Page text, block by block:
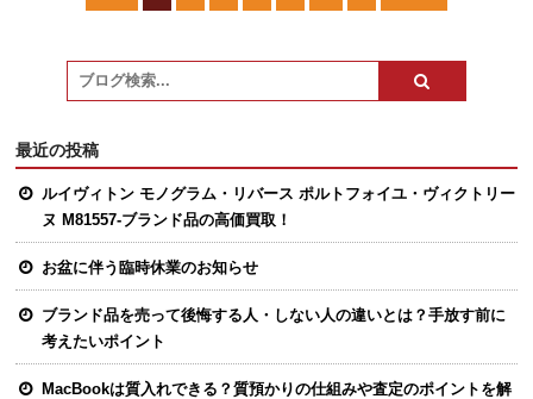
最近の投稿
ルイヴィトン モノグラム・リバース ポルトフォイユ・ヴィクトリー
ヌ M81557-ブランド品の高価買取！
お盆に伴う臨時休業のお知らせ
ブランド品を売って後悔する人・しない人の違いとは？手放す前に
考えたいポイント
MacBookは質入れできる？質預かりの仕組みや査定のポイントを解